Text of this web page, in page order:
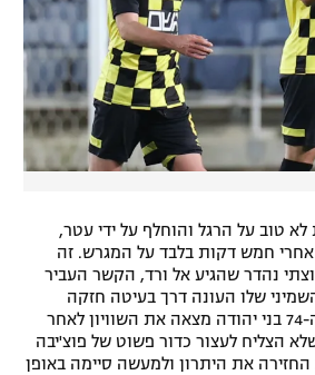
נחת לא טוב על הרגל והוחלף על ידי עטר,
חמש דקות בלבד על המגרש. זה
נהדר שהגיע אל ורד, הקשר העביר
שלו העונה דרך בעיטה חזקה
ממרכז הרחבה. בדקה ה-74 בני יהודה מצאה את השוויון לאחר
הצליח לעצור כדור פשוט של פוצ'יבה
את היתרון ולמעשה סיימה באופן